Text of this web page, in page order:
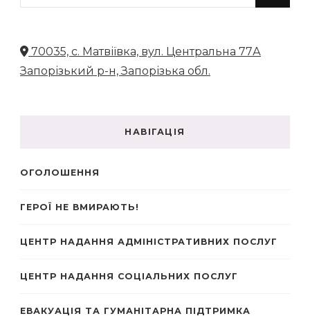
70035, с. Матвіївка, вул. Центральна 77А
Запорізький р-н, Запорізька обл.
НАВІГАЦІЯ
ОГОЛОШЕННЯ
ГЕРОЇ НЕ ВМИРАЮТЬ!
ЦЕНТР НАДАННЯ АДМІНІСТРАТИВНИХ ПОСЛУГ
ЦЕНТР НАДАННЯ СОЦІАЛЬНИХ ПОСЛУГ
ЕВАКУАЦІЯ ТА ГУМАНІТАРНА ПІДТРИМКА